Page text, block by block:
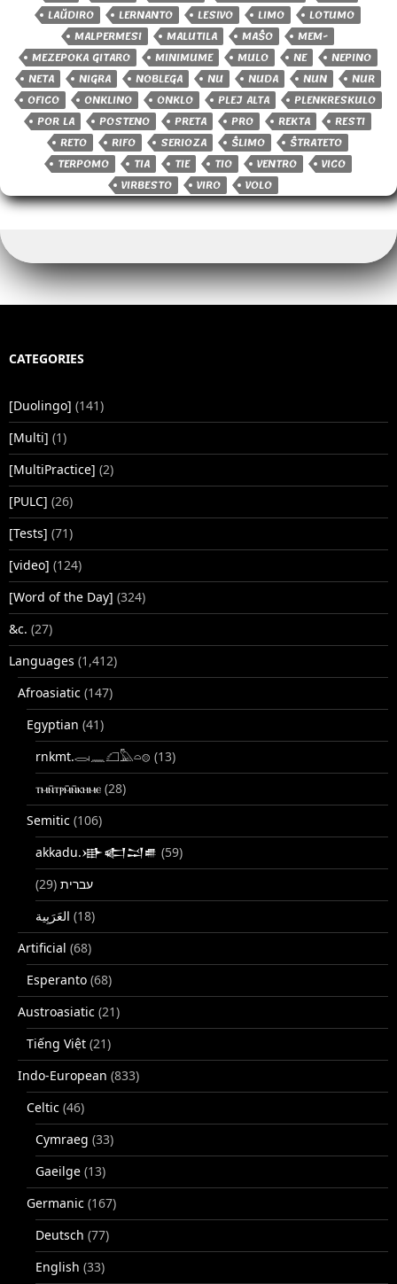
LAŬDIRO
LERNANTO LESIVO LIMO
LOTUMO
MALPERMESI
MALUTILA MAŜO
MEM-
MEZEPOKA GITARO
MINIMUME MULO NE
NEPINO
NETA
NIGRA NOBLEGA NU NUDA NUN
NUR
OFICO
ONKLINO ONKLO PLEJ ALTA
PLENKRESKULO
POR LA
POSTENO PRETA PRO REKTA
RESTI
RETO
RIFO SERIOZA ŜLIMO
ŜTRATETO
TERPOMO
TIA TIE TIO VENTRO
VICO
VIRBESTO
VIRO VOLO
CATEGORIES
[Duolingo] (141)
[Multi] (1)
[MultiPractice] (2)
[PULC] (26)
[Tests] (71)
[video] (124)
[Word of the Day] (324)
&c. (27)
Languages (1,412)
Afroasiatic (147)
Egyptian (41)
rnkmt.𓂋𓏺𓈖𓆎𓅓𓏏𓊖 (13)
ⲧⲙⲛ̄ⲧⲣⲙ̄ⲛ̄ⲕⲏⲙⲉ (28)
Semitic (106)
akkadu.𒀝𒅗𒁺𒌑 (59)
עברית (29)
(18)
Artificial (68)
Esperanto (68)
Austroasiatic (21)
Tiếng Việt (21)
Indo-European (833)
Celtic (46)
Cymraeg (33)
Gaeilge (13)
Germanic (167)
Deutsch (77)
English (33)